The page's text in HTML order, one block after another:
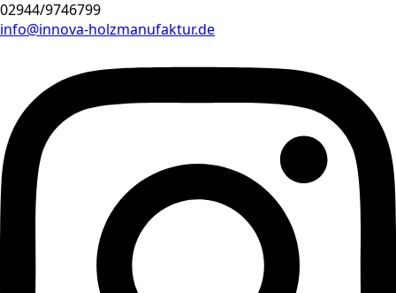
02944/9746799
info@innova-holzmanufaktur.de